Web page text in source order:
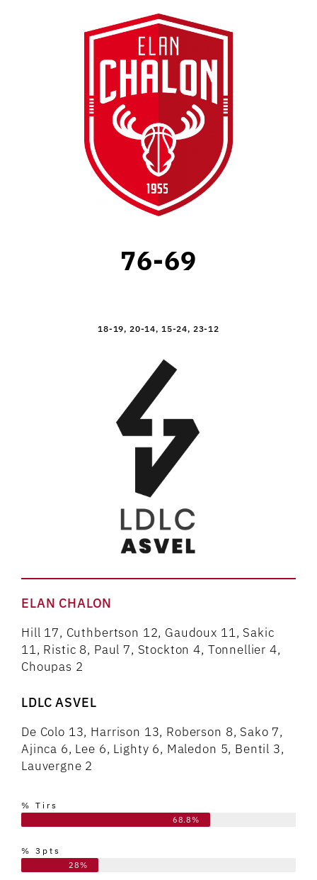
76-69
18-19, 20-14, 15-24, 23-12
ELAN CHALON
Hill 17, Cuthbertson 12, Gaudoux 11, Sakic
11, Ristic 8, Paul 7, Stockton 4, Tonnellier 4,
Choupas 2
LDLC ASVEL
De Colo 13, Harrison 13, Roberson 8, Sako 7,
Ajinca 6, Lee 6, Lighty 6, Maledon 5, Bentil 3,
Lauvergne 2
% Tirs
68.8%
% 3pts
28%